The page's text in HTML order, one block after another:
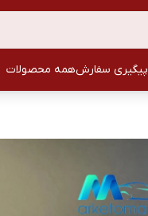
پیگیری سفارشهمه محصولات